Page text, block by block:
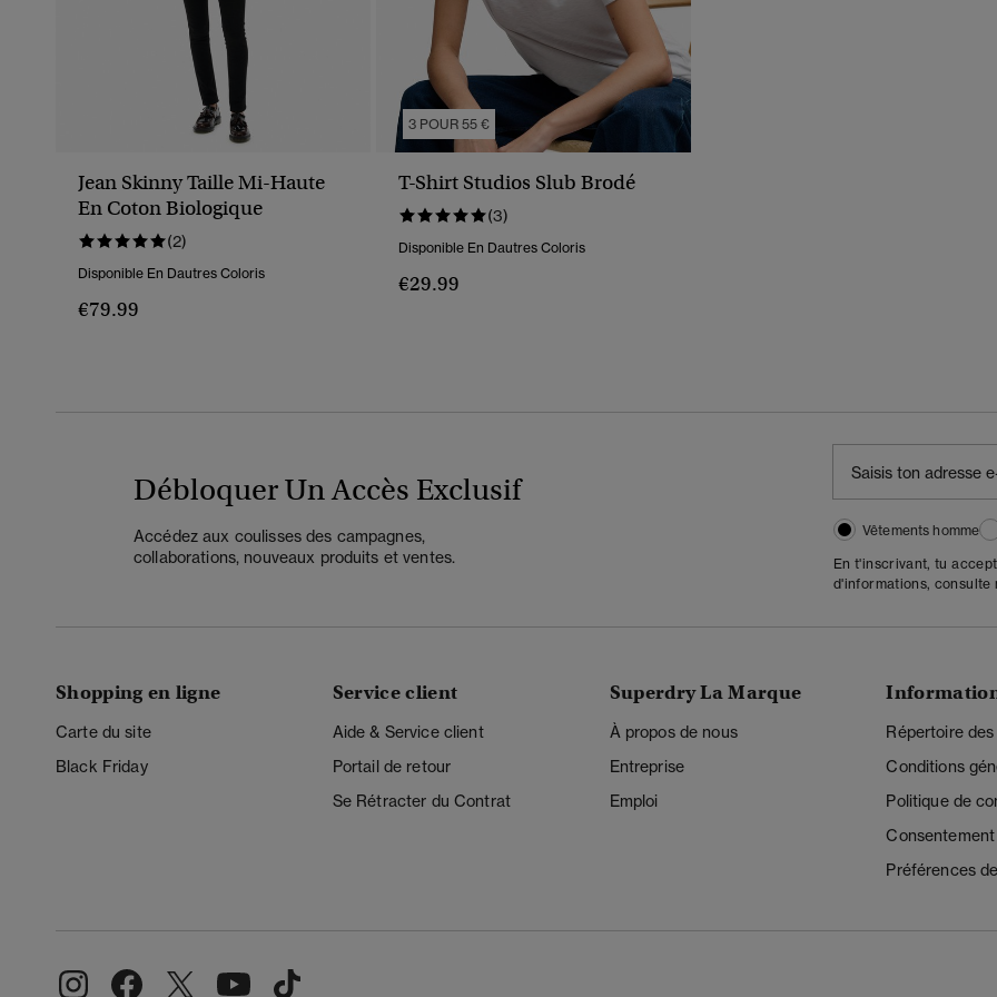
Jean Skinny Taille Mi-Haute
En Coton Biologique
(2)
Disponible En Dautres Coloris
€79.99
3 POUR 55 €
T-Shirt Studios Slub Brodé
(3)
Disponible En Dautres Coloris
€29.99
Débloquer Un Accès Exclusif
Accédez aux coulisses des campagnes,
collaborations, nouveaux produits et ventes.
Vêtements homme
En t'inscrivant, tu
d'informations, consulte
Shopping en ligne
Carte du site
Black Friday
Service client
Aide & Service client
Portail de retour
Se Rétracter du Contrat
Superdry La Marque
À propos de nous
Entreprise
Emploi
Répertoire
Conditions
Politique de
Préférences